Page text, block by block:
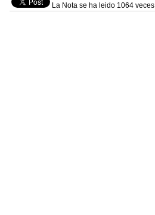
La Nota se ha leido 1064